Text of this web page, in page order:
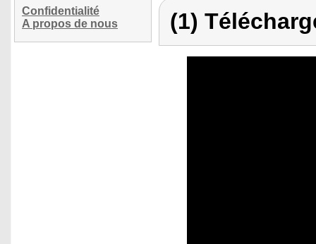
Confidentialité
A propos de nous
(1)